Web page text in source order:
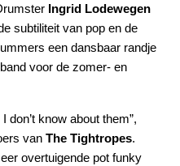
Ingrid Lodewegen
subtiliteit van pop en de
een dansbaar randje
voor de zomer- en
don’t know about them”,
van The Tightropes.
overtuigende pot funky